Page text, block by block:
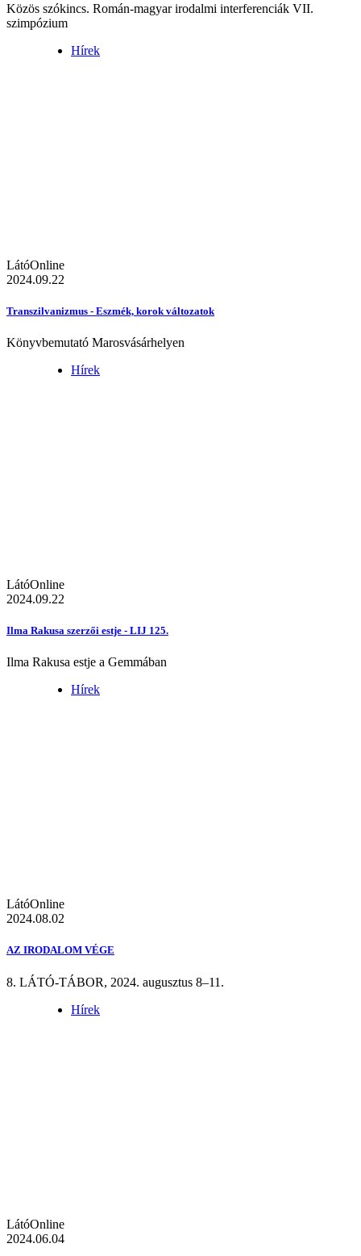
Közös szókincs. Román-magyar irodalmi interferenciák VII.
szimpózium
Hírek
LátóOnline
2024.09.22
Transzilvanizmus - Eszmék, korok változatok
Könyvbemutató Marosvásárhelyen
Hírek
LátóOnline
2024.09.22
Ilma Rakusa szerzői estje - LIJ 125.
Ilma Rakusa estje a Gemmában
Hírek
LátóOnline
2024.08.02
AZ IRODALOM VÉGE
8. LÁTÓ-TÁBOR, 2024. augusztus 8–11.
Hírek
LátóOnline
2024.06.04